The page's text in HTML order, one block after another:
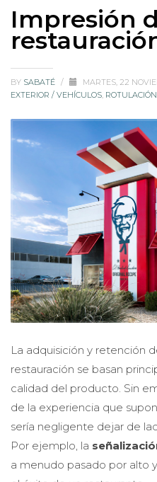
Impresión
BY SABATÉ / MARTES, 22
EXTERIOR / VEHÍCULOS,
La adquisición y retención
restauración se basan
calidad del producto. Sin
de la experiencia que
sería negligente dejar de
Por ejemplo, la
a menudo pasado por alto